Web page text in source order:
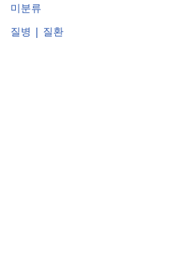
미분류
질병 | 질환